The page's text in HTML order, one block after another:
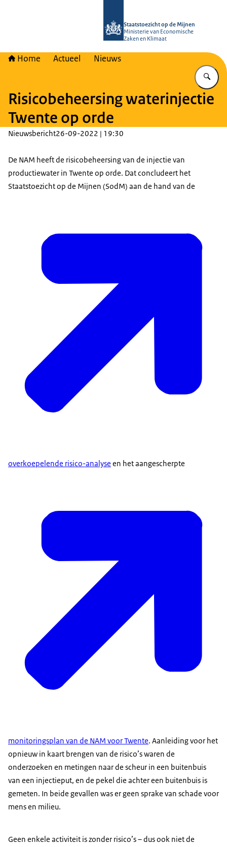
Staatstoezicht op de Mijnen
Ministerie van Economische
Zaken en Klimaat
Home Actueel Nieuws
Risicobeheersing waterinjectie
Twente op orde
Nieuwsbericht26-09-2022 | 19:30
De NAM heeft de risicobeheersing van de injectie van
productiewater in Twente op orde. Dat concludeert het
Staatstoezicht op de Mijnen (SodM) aan de hand van de
overkoepelende risico-analyse en het aangescherpte
monitoringsplan van de NAM voor Twente. Aanleiding voor het
opnieuw in kaart brengen van de risico’s waren de
onderzoeken en metingen naar de scheur in een buitenbuis
van een injectieput, en de pekel die achter een buitenbuis is
gemeten. In beide gevallen was er geen sprake van schade voor
mens en milieu.
Geen enkele activiteit is zonder risico’s – dus ook niet de